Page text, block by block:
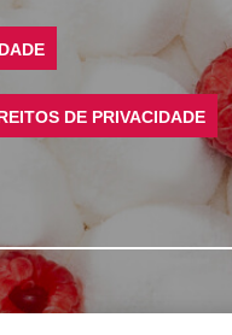
DE PRIVACIDADE